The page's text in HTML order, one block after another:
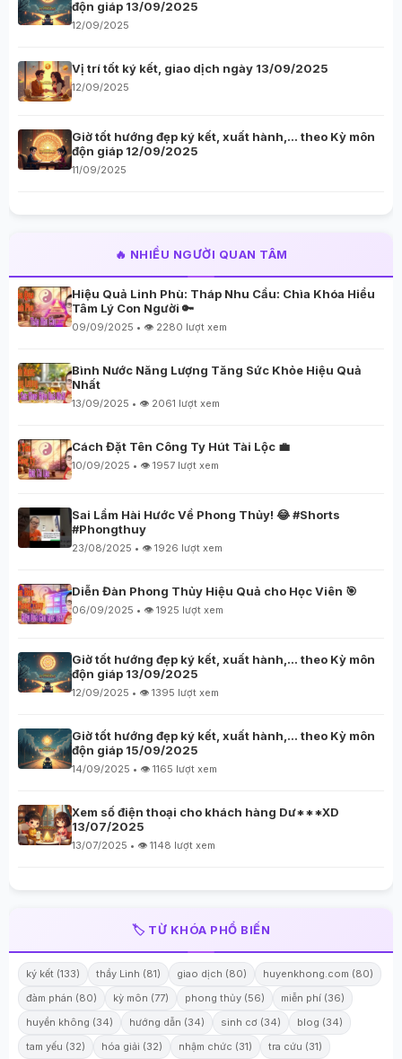
độn giáp 13/09/2025
12/09/2025
Vị trí tốt ký kết, giao dịch ngày 13/09/2025
12/09/2025
Giờ tốt hướng đẹp ký kết, xuất hành,… theo Kỳ môn
độn giáp 12/09/2025
11/09/2025
🔥 NHIỀU NGƯỜI QUAN TÂM
Hiệu Quả Linh Phù: Tháp Nhu Cầu: Chìa Khóa Hiểu
Tâm Lý Con Người 🔑
09/09/2025 • 👁️ 2280 lượt xem
Bình Nước Năng Lượng Tăng Sức Khỏe Hiệu Quả
Nhất
13/09/2025 • 👁️ 2061 lượt xem
Cách Đặt Tên Công Ty Hút Tài Lộc 💼
10/09/2025 • 👁️ 1957 lượt xem
Sai Lầm Hài Hước Về Phong Thủy! 😂 #Shorts
#Phongthuy
23/08/2025 • 👁️ 1926 lượt xem
Diễn Đàn Phong Thủy Hiệu Quả cho Học Viên 🎯
06/09/2025 • 👁️ 1925 lượt xem
Giờ tốt hướng đẹp ký kết, xuất hành,… theo Kỳ môn
độn giáp 13/09/2025
12/09/2025 • 👁️ 1395 lượt xem
Giờ tốt hướng đẹp ký kết, xuất hành,… theo Kỳ môn
độn giáp 15/09/2025
14/09/2025 • 👁️ 1165 lượt xem
Xem số điện thoại cho khách hàng Dư***XD
13/07/2025
13/07/2025 • 👁️ 1148 lượt xem
🏷️ TỪ KHÓA PHỔ BIẾN
ký kết (133) thầy Linh (81) giao dịch (80)
huyenkhong.com (80)
đàm phán (80)
kỳ môn (77) phong thủy (56)
miễn phí (36)
huyền không (34)
hướng dẫn (34) sinh cơ (34)
blog (34)
tam yếu (32)
hóa giải (32) nhậm chức (31)
tra cứu (31)